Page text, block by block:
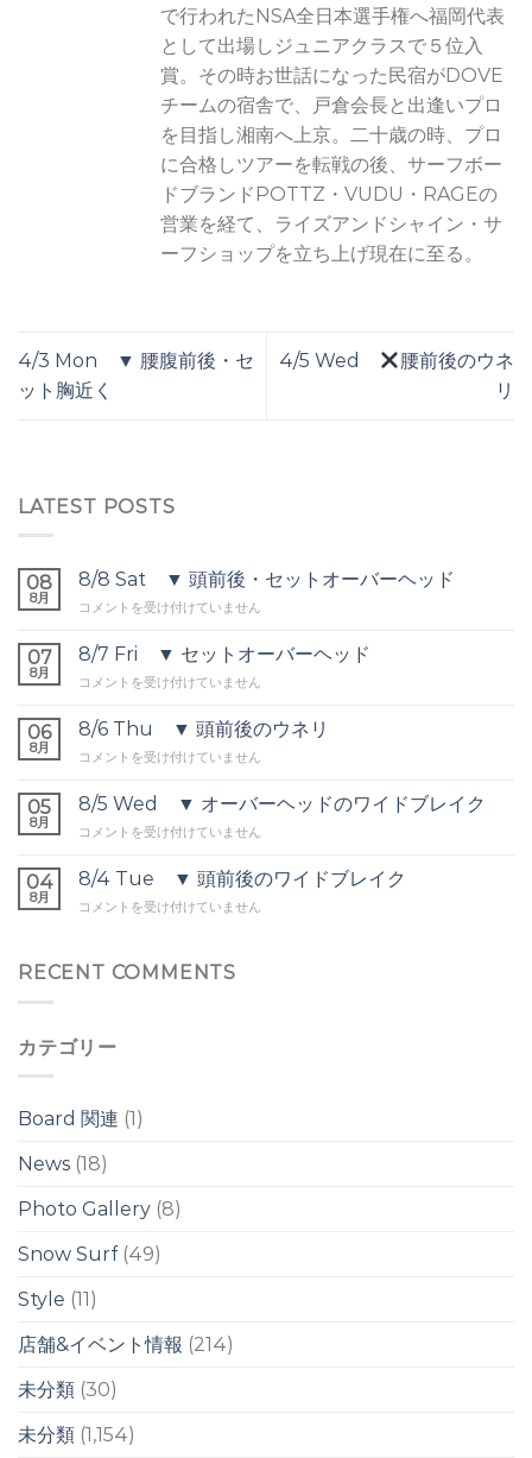
で行われたNSA全日本選手権へ福岡代表
として出場しジュニアクラスで５位入
賞。その時お世話になった民宿がDOVE
チームの宿舎で、戸倉会長と出逢いプロ
を目指し湘南へ上京。二十歳の時、プロ
に合格しツアーを転戦の後、サーフボー
ドブランドPOTTZ・VUDU・RAGEの
営業を経て、ライズアンドシャイン・サ
ーフショップを立ち上げ現在に至る。
4/3 Mon ▼ 腰腹前後・セ
ット胸近く
4/5 Wed
腰前後のウネ
リ
LATEST POSTS
08
8月
8/8 Sat ▼ 頭前後・セットオーバーヘッド
8/8
▼
前
セ
ト
ー
バ
ヘ
ッ
ド
コメントを受け付けていません
07
8月
8/7 Fri ▼ セットオーバーヘッド
8/7
▼
ッ
オ
バ
ヘ
ッ
コメントを受け付けていません
06
8月
8/6 Thu ▼ 頭前後のウネリ
8/6
▼
前
の
ネ
コメントを受け付けていません
05
8月
8/5 Wed ▼ オーバーヘッドのワイドブレイク
8/5
▼
ー
ヘ
ワ
ブ
イ
ク
コメントを受け付けていません
04
8月
8/4 Tue ▼ 頭前後のワイドブレイク
8/4
頭
ワ
ブ
レ
ク
コメントを受け付けていません
RECENT COMMENTS
カテゴリー
Board 関連 (1)
News (18)
Photo Gallery (8)
Snow Surf(49)
Style (11)
店舗&イベント情報 (214)
未分類 (30)
未分類 (1,154)